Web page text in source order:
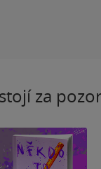
za